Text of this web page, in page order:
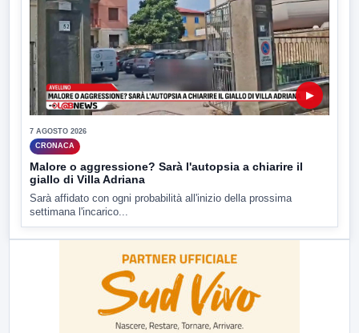
▶
7 AGOSTO 2026
CRONACA
Malore o aggressione? Sarà l'autopsia a chiarire il
giallo di Villa Adriana
Sarà affidato con ogni probabilità all'inizio della prossima
settimana l'incarico...